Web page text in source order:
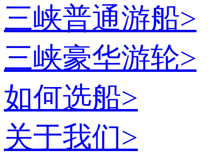
三峡普通游船>
三峡豪华游轮>
如何选船>
关于我们>